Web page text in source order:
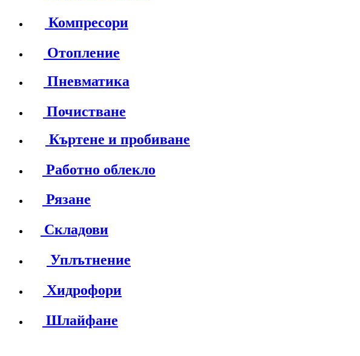
Компресори
Отопление
Пневматика
Почистване
Къртене и пробиване
Работно облекло
Рязане
Складови
Уплътнение
Хидрофори
Шлайфане